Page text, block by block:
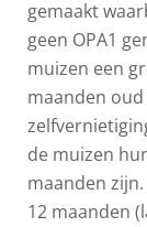
gemaakt
geen OPA1
muizen een
maanden
de muizen
maanden
12 maanden